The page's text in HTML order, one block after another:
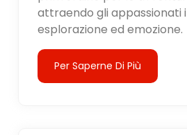
attraendo gli appassionati
esplorazione ed emozione.
Per Saperne Di Più